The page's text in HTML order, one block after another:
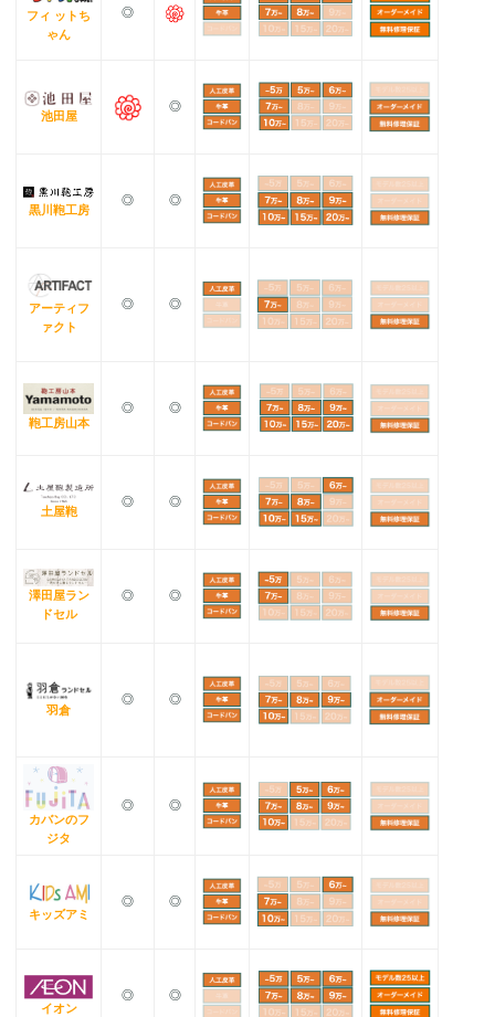
フィ ットち
ゃん
◎
池田屋
◎
黒川鞄工房
◎ ◎
アーティフ
ァクト
◎ ◎
鞄工房山本
◎ ◎
土屋鞄
◎ ◎
澤田屋ラン
ドセル
◎ ◎
羽倉
◎ ◎
カバンのフ
ジタ
◎ ◎
キッズアミ
◎ ◎
イオン
◎ ◎